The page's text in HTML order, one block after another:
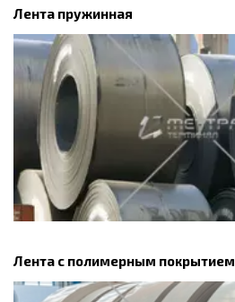
Лента пружинная
Лента с полимерным покрытием